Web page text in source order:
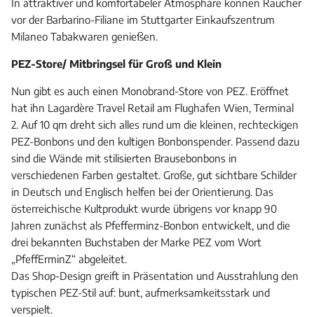
In attraktiver und komfortabeler Atmosphäre können Raucher
vor der Barbarino-Filiane im Stuttgarter Einkaufszentrum
Milaneo Tabakwaren genießen.
PEZ-Store/ Mitbringsel für Groß und Klein
Nun gibt es auch einen Monobrand-Store von PEZ. Eröffnet
hat ihn Lagardère Travel Retail am Flughafen Wien, Terminal
2. Auf 10 qm dreht sich alles rund um die kleinen, rechteckigen
PEZ-Bonbons und den kultigen Bonbonspender. Passend dazu
sind die Wände mit stilisierten Brausebonbons in
verschiedenen Farben gestaltet. Große, gut sichtbare Schilder
in Deutsch und Englisch helfen bei der Orientierung. Das
österreichische Kultprodukt wurde übrigens vor knapp 90
Jahren zunächst als Pfefferminz-Bonbon entwickelt, und die
drei bekannten Buchstaben der Marke PEZ vom Wort
„PfeffErminZ“ abgeleitet.
Das Shop-Design greift in Präsentation und Ausstrahlung den
typischen PEZ-Stil auf: bunt, aufmerksamkeitsstark und
verspielt.